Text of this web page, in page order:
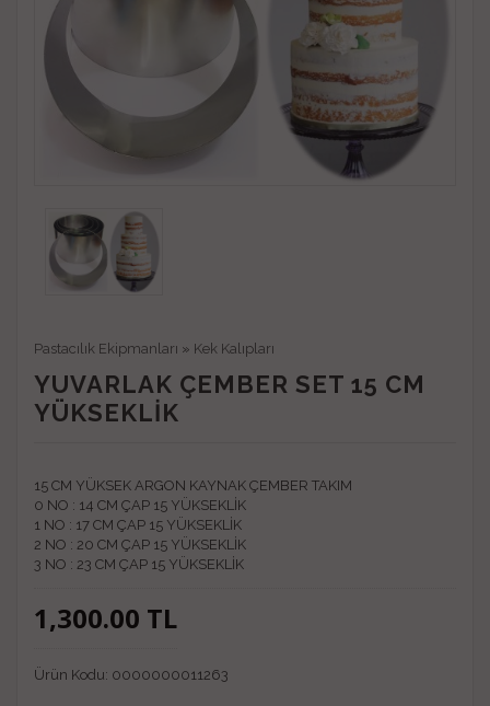
Pastacılık Ekipmanları » Kek Kalıpları
YUVARLAK ÇEMBER SET 15 CM
YÜKSEKLIK
15 CM YÜKSEK ARGON KAYNAK ÇEMBER TAKIM
0 NO : 14 CM ÇAP 15 YÜKSEKLİK
1 NO : 17 CM ÇAP 15 YÜKSEKLİK
2 NO : 20 CM ÇAP 15 YÜKSEKLİK
3 NO : 23 CM ÇAP 15 YÜKSEKLİK
1,300.00 TL
Ürün Kodu: 0000000011263